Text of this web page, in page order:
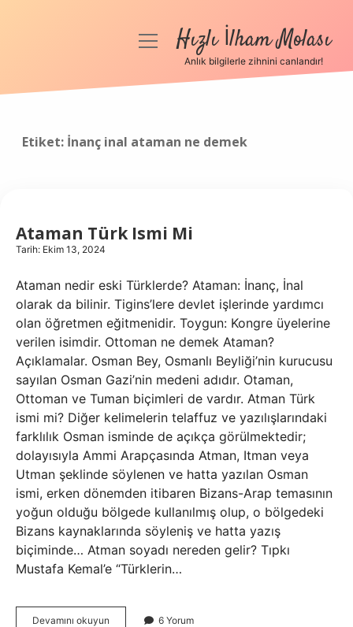
Anasayfa
menüyüHızlı İlham Molası
Anlık bilgilerle zihnini canlandır!
Etiket: İnanç inal ataman ne demek
Ataman Türk Ismi Mi
Tarih: Ekim 13, 2024
Ataman nedir eski Türklerde? Ataman: İnanç, İnal
olarak da bilinir. Tigins’lere devlet işlerinde yardımcı
olan öğretmen eğitmenidir. Toygun: Kongre üyelerine
verilen isimdir. Ottoman ne demek Ataman?
Açıklamalar. Osman Bey, Osmanlı Beyliği’nin kurucusu
sayılan Osman Gazi’nin medeni adıdır. Otaman,
Ottoman ve Tuman biçimleri de vardır. Atman Türk
ismi mi? Diğer kelimelerin telaffuz ve yazılışlarındaki
farklılık Osman isminde de açıkça görülmektedir;
dolayısıyla Ammi Arapçasında Atman, Itman veya
Utman şeklinde söylenen ve hatta yazılan Osman
ismi, erken dönemden itibaren Bizans-Arap temasının
yoğun olduğu bölgede kullanılmış olup, o bölgedeki
Bizans kaynaklarında söyleniş ve hatta yazış
biçiminde… Atman soyadı nereden gelir? Tıpkı
Mustafa Kemal’e “Türklerin…
Devamını okuyun 6 Yorum